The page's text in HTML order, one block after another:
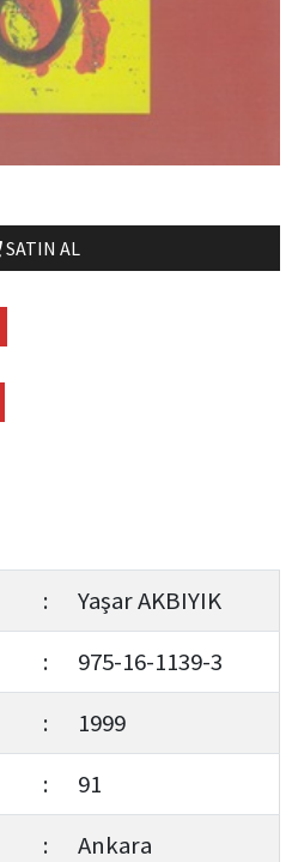
SATIN AL
:
Yaşar AKBIYIK
:
975-16-1139-3
:
1999
:
91
:
Ankara